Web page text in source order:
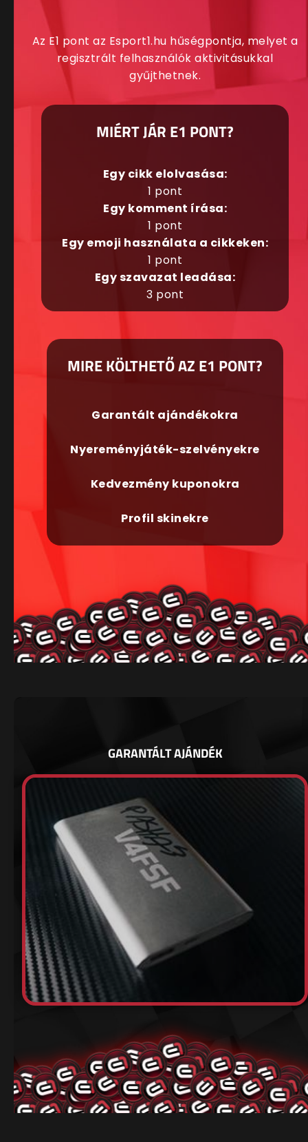
Az E1 pont az Esport1.hu hűségpontja, melyet a
regisztrált felhasználók aktivitásukkal
gyűjthetnek.
MIÉRT JÁR E1 PONT?
Egy cikk elolvasása:
1 pont
Egy komment írása:
1 pont
Egy emoji használata a cikkeken:
1 pont
Egy szavazat leadása:
3 pont
MIRE KÖLTHETŐ AZ E1 PONT?
Garantált ajándékokra
Nyereményjáték-szelvényekre
Kedvezmény kuponokra
Profil skinekre
GARANTÁLT AJÁNDÉK